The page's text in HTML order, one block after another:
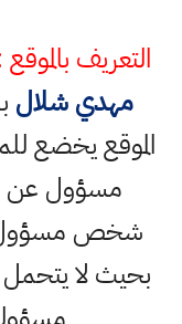
التعريف بالموقع
مهدي شلال
الموقع يخضع
مسؤول عن
شخص مسؤول
بحيث لا